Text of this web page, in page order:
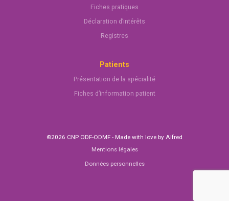
Fiches pratiques
Déclaration d’intérêts
Registres
Patients
Présentation de la spécialité
Fiches d’information patient
©2026 CNP ODF-ODMF - Made with love by Alfred
Mentions légales
Données personnelles